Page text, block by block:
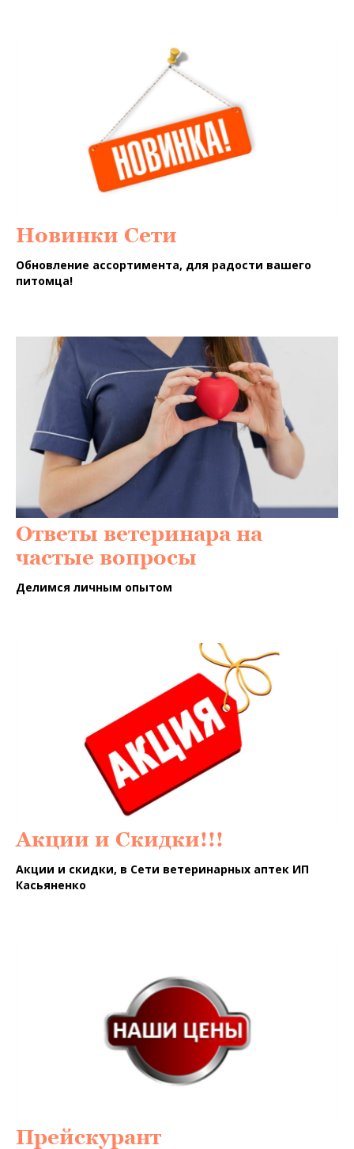
Новинки Сети
Обновление ассортимента, для радости вашего
питомца!
Ответы ветеринара на
частые вопросы
Делимся личным опытом
Акции и Скидки!!!
Акции и скидки, в Сети ветеринарных аптек ИП
Касьяненко
Прейскурант